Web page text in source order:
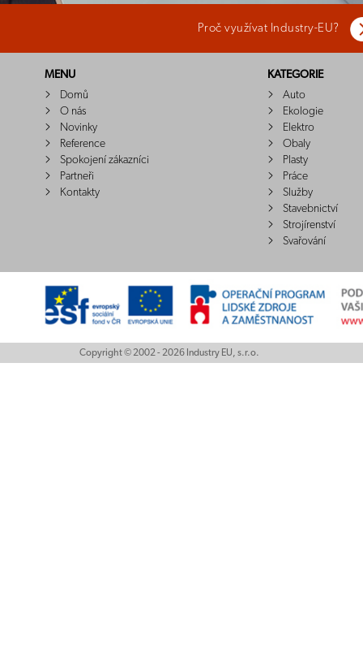
Proč využívat Industry-EU?
MENU
Domů
O nás
Novinky
Reference
Spokojení zákazníci
Partneři
Kontakty
KATEGORIE
Auto
Ekologie
Elektro
Obaly
Plasty
Práce
Služby
Stavebnictví
Strojírenství
Svařování
Copyright © 2002 - 2026 Industry EU, s.r.o.